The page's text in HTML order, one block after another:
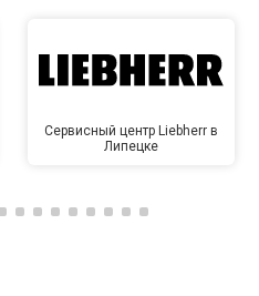
Сервисный центр Liebherr в
Липецке